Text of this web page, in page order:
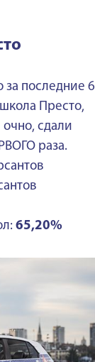
за последние 6
Престо,
сдали
раза.
65,20%